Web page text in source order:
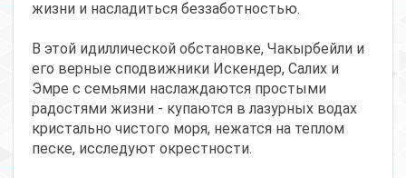
жизни и насладиться беззаботностью.
В этой идиллической обстановке, Чакырбейли и
его верные сподвижники Искендер, Салих и
Эмре с семьями наслаждаются простыми
радостями жизни - купаются в лазурных водах
кристально чистого моря, нежатся на теплом
песке, исследуют окрестности.